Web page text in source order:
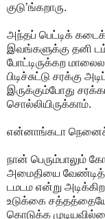
குடு’ங்கறாரு.
அந்தப் பெட்டிக்
இவங்களுக்கு தனி
போட்டிருக்கற
பிடிச்சுட்டு சரக்கு
இருக்கும்போது
சொல்லியிருக்காம்.
என்னாங்கடா
நான் பெரும்பாலும்
அமைதியை
டமடம என்று
உடுக்கை
கொடுக்க